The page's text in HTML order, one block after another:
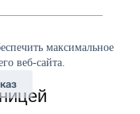
максимальное
веб-сайта.